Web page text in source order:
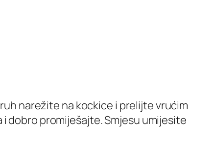
narežite na kockice i prelijte vrućim
dobro promiješajte. Smjesu umijesite